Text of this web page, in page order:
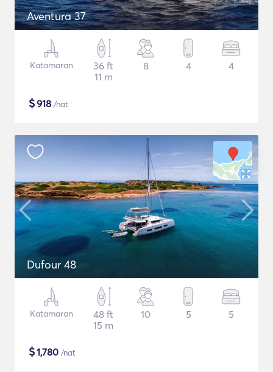
Aventura 37
Katamaran
36 ft
11 m
8 4 4
$918 /nat
Dufour 48
Katamaran
48 ft
15 m
10 5 5
$1,780 /nat